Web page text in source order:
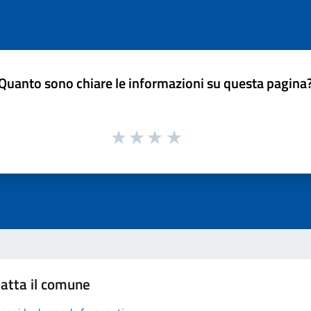
sono chiare le informazioni su questa
il comune